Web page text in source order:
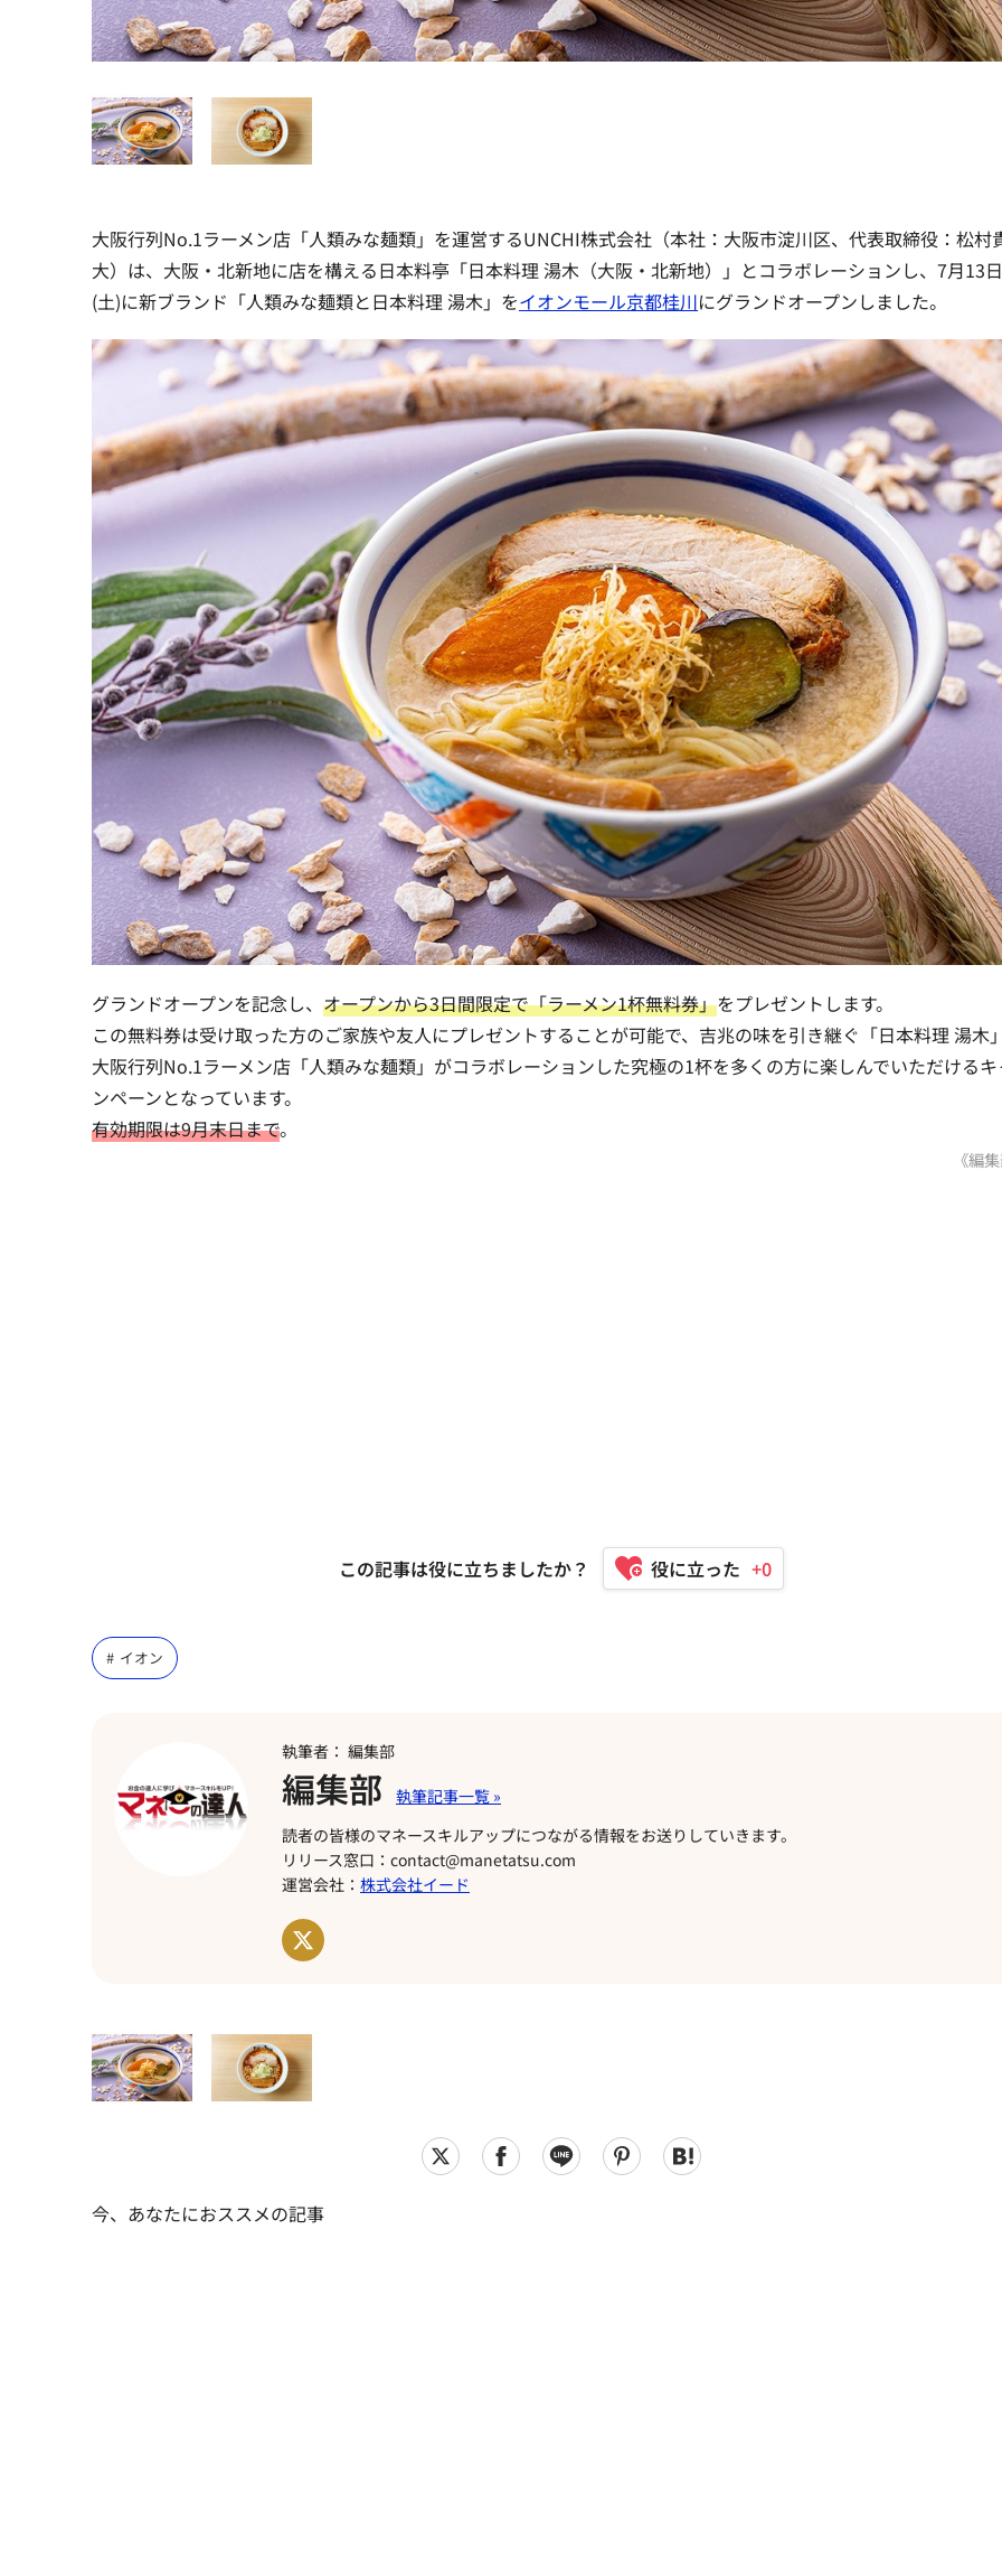
大阪行列No.1ラーメン店「人類みな麺類」を運営するUNCHI株式会社（本社：大阪市淀川区、代表取締役：松村
大）は、大阪・北新地に店を構える日本料亭「日本料理 湯木（大阪・北新地）」とコラボレーションし、7月13日
(土)に新ブランド「人類みな麺類と日本料理 湯木」をイオンモール京都桂川にグランドオープンしました。
グランドオープンを記念し、 オープンから3日間限定で「ラーメン1杯無料券」をプレゼントします。
この無料券は受け取った方のご家族や友人にプレゼントすることが可能で、吉兆の味を引き継ぐ「日本料理 湯木
大阪行列No.1ラーメン店「人類みな麺類」がコラボレーションした究極の1杯を多くの方に楽しんでいただける
ンペーンとなっています。
有効期限は9月末日まで。
《編
この記事は役に立ちましたか？ +0
イオン
執筆者： 編集部
編集部
読者の皆様のマネースキルアップにつながる情報をお送りしていきます。
リリース窓口：contact@manetatsu.com
運営会社： 株式会社イード
今、あなたにおススメの記事